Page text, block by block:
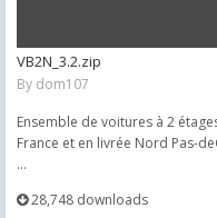
VB2N_3.2.zip
By dom107
Ensemble de voitures à 2
France et en livrée Nord Pas-
...
28,748 downloads